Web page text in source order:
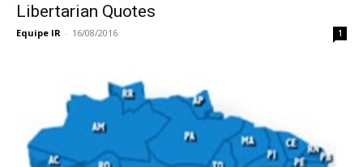
Libertarian Quotes
Equipe IR - 16/08/2016 1